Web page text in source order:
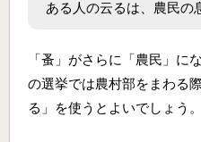
ある人の云るは、農民の
「蚤」がさらに「農民」に
の選挙では農村部をまわる
る」を使うとよいでしょう。